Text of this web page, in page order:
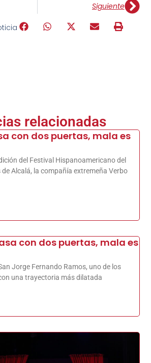
Siguiente
relacionadas
con dos puertas, mala es
del Festival Hispanoamericano del
de Alcalá, la compañía extremeña Verbo
con dos puertas, mala es
Jorge Fernando Ramos, uno de los
una trayectoria más dilatada